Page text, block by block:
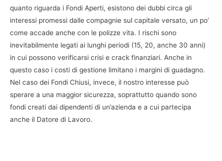
quanto riguarda i Fondi Aperti, esistono dei dubbi circa gli
interessi promessi dalle compagnie sul capitale versato, un po’
come accade anche con le polizze vita. I rischi sono
inevitabilmente legati ai lunghi periodi (15, 20, anche 30 anni)
in cui possono verificarsi crisi e crack finanziari. Anche in
questo caso i costi di gestione limitano i margini di guadagno.
Nel caso dei Fondi Chiusi, invece, il nostro interesse può
sperare a una maggior sicurezza, soprattutto quando sono
fondi creati dai dipendenti di un’azienda e a cui partecipa
anche il Datore di Lavoro.